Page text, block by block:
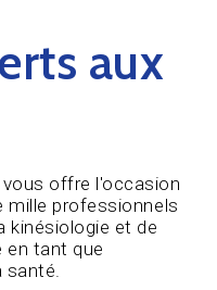
aux
offre l'occasion
mille professionnels
kinésiologie et de
en tant que
santé.